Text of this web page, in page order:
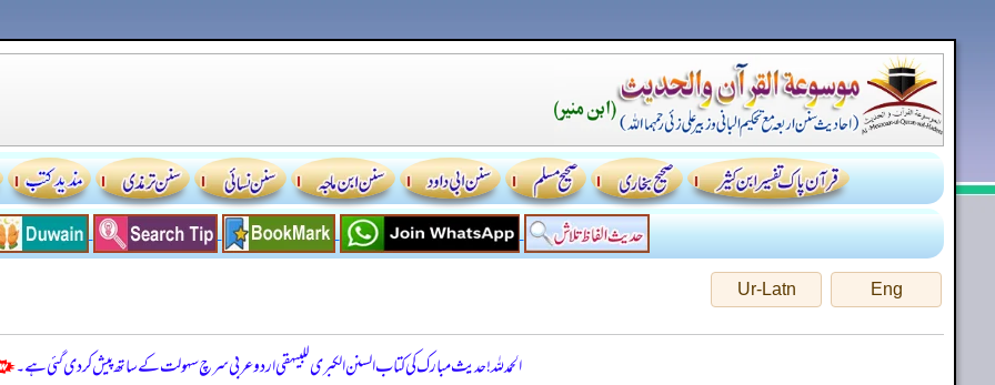
Eng
Ur-Latn
الحمدللہ! حدیث مبارک کی کتاب السنن الكبرى للبيهقي اردو عربی سرچ سہولت کے ساتھ پیش کر دی گئی ہے۔